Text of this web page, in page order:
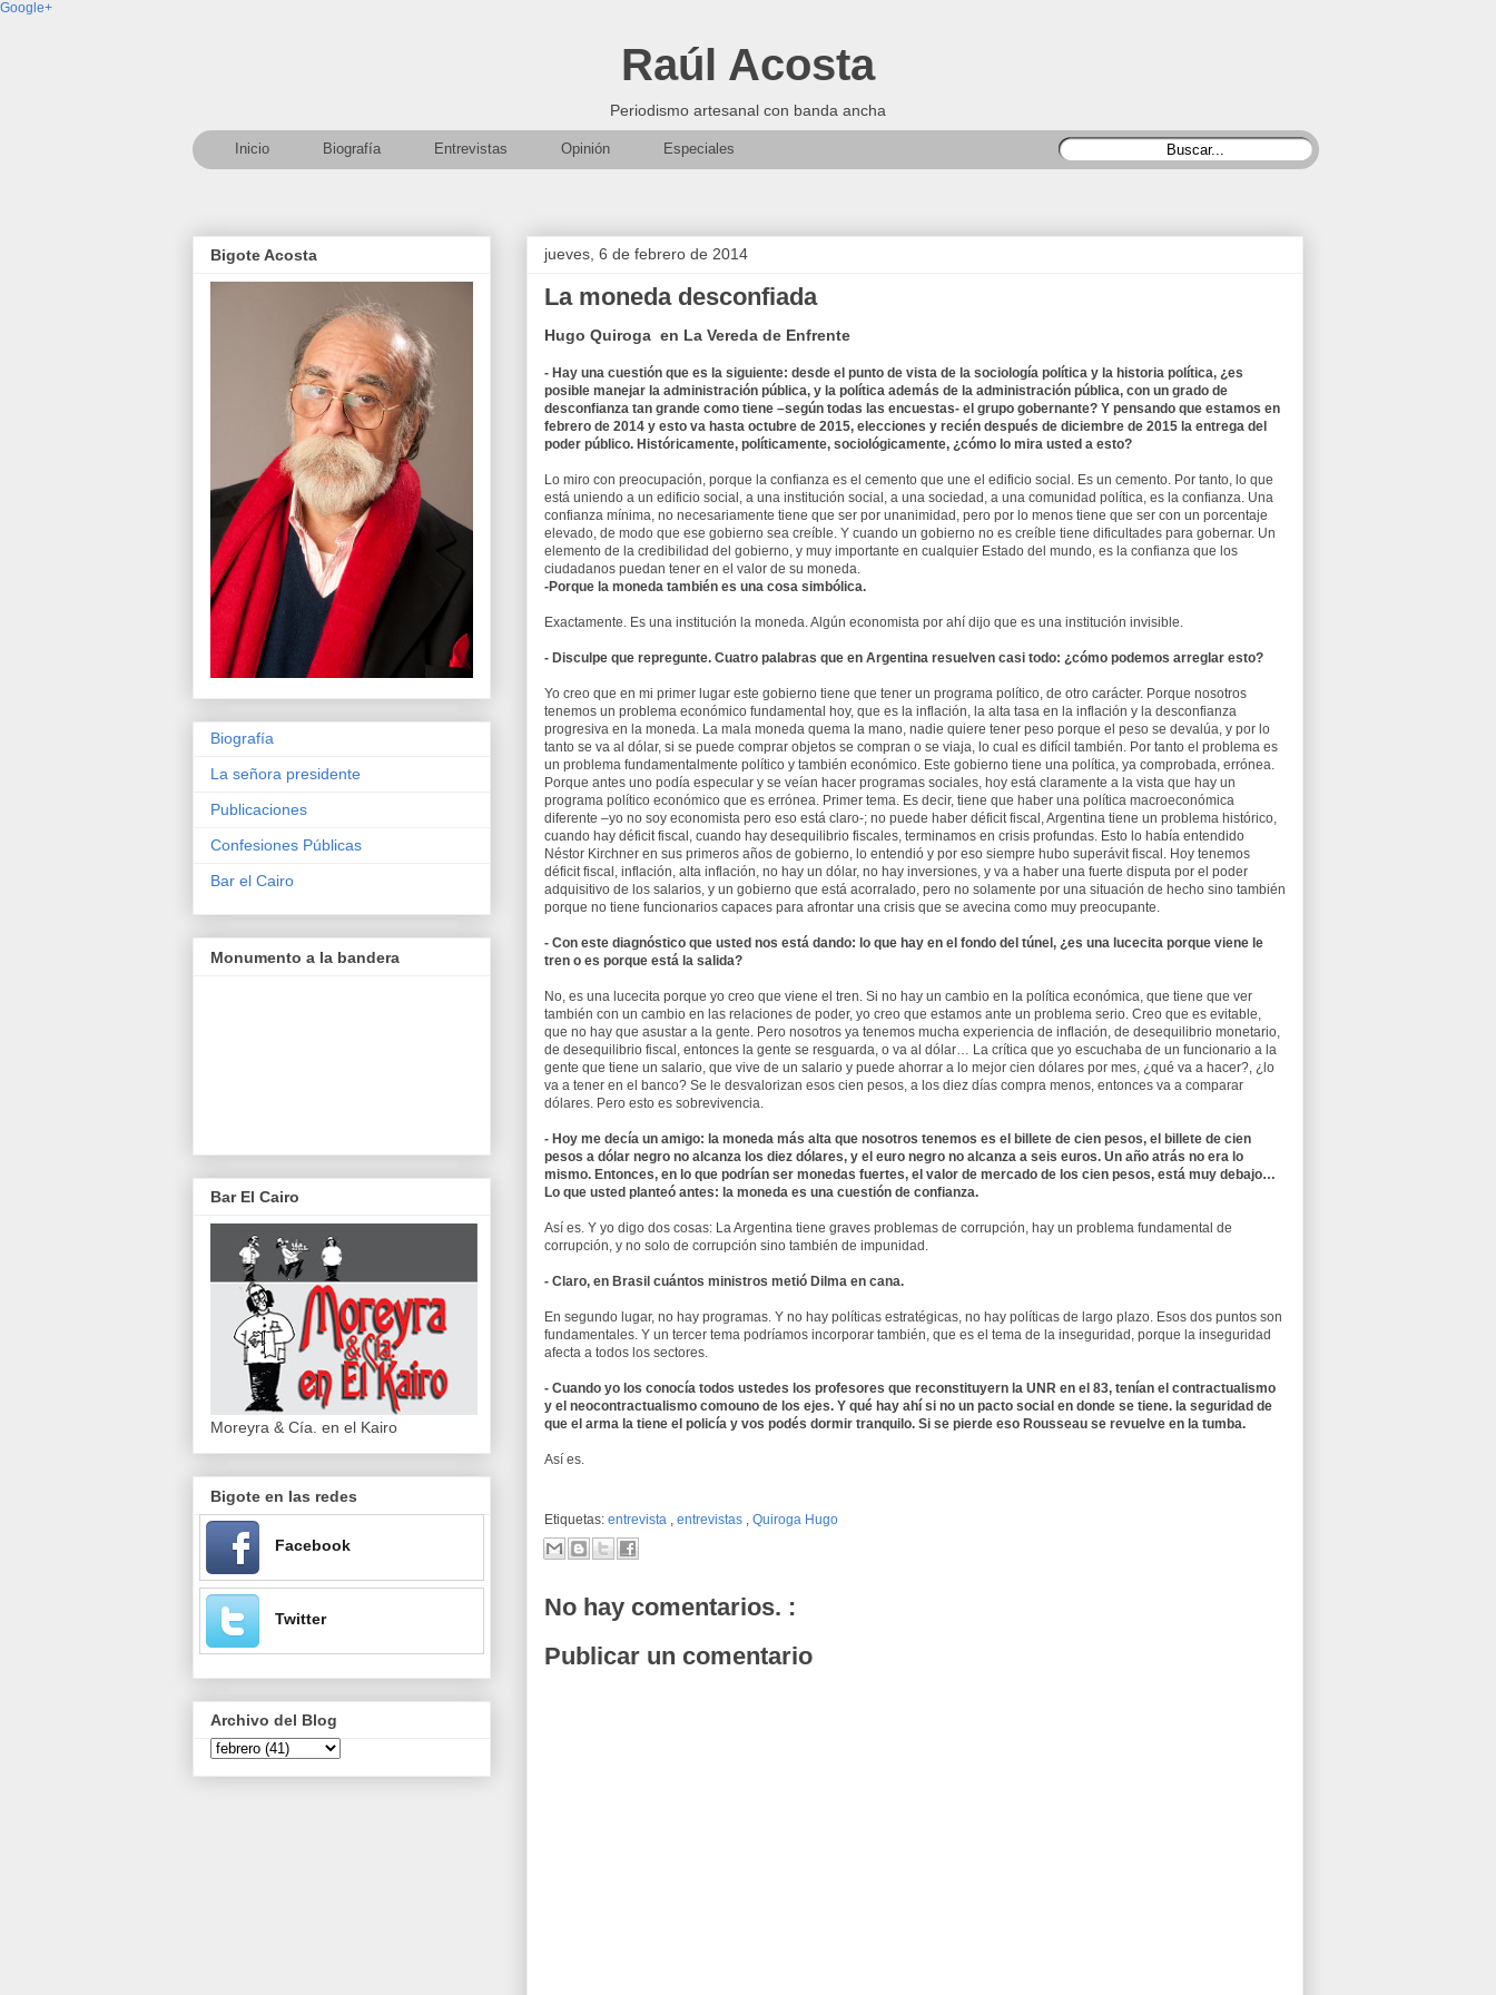
Google+
Raúl Acosta
Periodismo artesanal con banda ancha
Inicio Biografía Entrevistas Opinión Especiales
jueves, 6 de febrero de 2014
La moneda desconfiada
Hugo Quiroga en La Vereda de Enfrente
- Hay una cuestión que es la siguiente: desde el punto de vista de la sociología política y la historia política, ¿es
posible manejar la administración pública, y la política además de la administración pública, con un grado de
desconfianza tan grande como tiene –según todas las encuestas- el grupo gobernante? Y pensando que estamos en
febrero de 2014 y esto va hasta octubre de 2015, elecciones y recién después de diciembre de 2015 la entrega del
poder público. Históricamente, políticamente, sociológicamente, ¿cómo lo mira usted a esto?
Lo miro con preocupación, porque la confianza es el cemento que une el edificio social. Es un cemento. Por tanto, lo que
está uniendo a un edificio social, a una institución social, a una sociedad, a una comunidad política, es la confianza. Una
confianza mínima, no necesariamente tiene que ser por unanimidad, pero por lo menos tiene que ser con un porcentaje
elevado, de modo que ese gobierno sea creíble. Y cuando un gobierno no es creíble tiene dificultades para gobernar. Un
elemento de la credibilidad del gobierno, y muy importante en cualquier Estado del mundo, es la confianza que los
ciudadanos puedan tener en el valor de su moneda.
-Porque la moneda también es una cosa simbólica.
Exactamente. Es una institución la moneda. Algún economista por ahí dijo que es una institución invisible.
- Disculpe que repregunte. Cuatro palabras que en Argentina resuelven casi todo: ¿cómo podemos arreglar esto?
Yo creo que en mi primer lugar este gobierno tiene que tener un programa político, de otro carácter. Porque nosotros
tenemos un problema económico fundamental hoy, que es la inflación, la alta tasa en la inflación y la desconfianza
progresiva en la moneda. La mala moneda quema la mano, nadie quiere tener peso porque el peso se devalúa, y por lo
tanto se va al dólar, si se puede comprar objetos se compran o se viaja, lo cual es difícil también. Por tanto el problema es
un problema fundamentalmente político y también económico. Este gobierno tiene una política, ya comprobada, errónea.
Porque antes uno podía especular y se veían hacer programas sociales, hoy está claramente a la vista que hay un
programa político económico que es errónea. Primer tema. Es decir, tiene que haber una política macroeconómica
diferente –yo no soy economista pero eso está claro-; no puede haber déficit fiscal, Argentina tiene un problema histórico,
cuando hay déficit fiscal, cuando hay desequilibrio fiscales, terminamos en crisis profundas. Esto lo había entendido
Néstor Kirchner en sus primeros años de gobierno, lo entendió y por eso siempre hubo superávit fiscal. Hoy tenemos
déficit fiscal, inflación, alta inflación, no hay un dólar, no hay inversiones, y va a haber una fuerte disputa por el poder
adquisitivo de los salarios, y un gobierno que está acorralado, pero no solamente por una situación de hecho sino también
porque no tiene funcionarios capaces para afrontar una crisis que se avecina como muy preocupante.
- Con este diagnóstico que usted nos está dando: lo que hay en el fondo del túnel, ¿es una lucecita porque viene le
tren o es porque está la salida?
No, es una lucecita porque yo creo que viene el tren. Si no hay un cambio en la política económica, que tiene que ver
también con un cambio en las relaciones de poder, yo creo que estamos ante un problema serio. Creo que es evitable,
que no hay que asustar a la gente. Pero nosotros ya tenemos mucha experiencia de inflación, de desequilibrio monetario,
de desequilibrio fiscal, entonces la gente se resguarda, o va al dólar… La crítica que yo escuchaba de un funcionario a la
gente que tiene un salario, que vive de un salario y puede ahorrar a lo mejor cien dólares por mes, ¿qué va a hacer?, ¿lo
va a tener en el banco? Se le desvalorizan esos cien pesos, a los diez días compra menos, entonces va a comparar
dólares. Pero esto es sobrevivencia.
- Hoy me decía un amigo: la moneda más alta que nosotros tenemos es el billete de cien pesos, el billete de cien
pesos a dólar negro no alcanza los diez dólares, y el euro negro no alcanza a seis euros. Un año atrás no era lo
mismo. Entonces, en lo que podrían ser monedas fuertes, el valor de mercado de los cien pesos, está muy debajo…
Lo que usted planteó antes: la moneda es una cuestión de confianza.
Así es. Y yo digo dos cosas: La Argentina tiene graves problemas de corrupción, hay un problema fundamental de
corrupción, y no solo de corrupción sino también de impunidad.
- Claro, en Brasil cuántos ministros metió Dilma en cana.
En segundo lugar, no hay programas. Y no hay políticas estratégicas, no hay políticas de largo plazo. Esos dos puntos son
fundamentales. Y un tercer tema podríamos incorporar también, que es el tema de la inseguridad, porque la inseguridad
afecta a todos los sectores.
- Cuando yo los conocía todos ustedes los profesores que reconstituyern la UNR en el 83, tenían el contractualismo
y el neocontractualismo comouno de los ejes. Y qué hay ahí si no un pacto social en donde se tiene. la seguridad de
que el arma la tiene el policía y vos podés dormir tranquilo. Si se pierde eso Rousseau se revuelve en la tumba.
Así es.
Etiquetas: entrevista , entrevistas , Quiroga Hugo
No hay comentarios. :
Publicar un comentario
Bigote Acosta
Biografía
La señora presidente
Publicaciones
Confesiones Públicas
Bar el Cairo
Monumento a la bandera
Bar El Cairo
Moreyra & Cía. en el Kairo
Bigote en las redes
Facebook
Twitter
Archivo del Blog